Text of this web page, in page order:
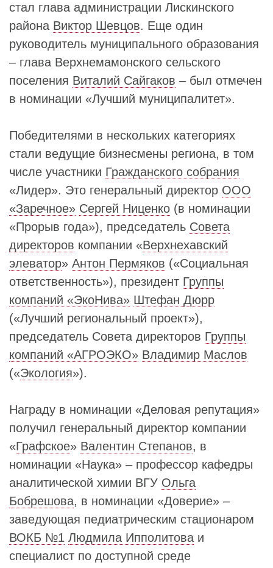
стал глава администрации Лискинского
района Виктор Шевцов. Еще один
руководитель муниципального образования
– глава Верхнемамонского сельского
поселения Виталий Сайгаков – был отмечен
в номинации «Лучший муниципалитет».
Победителями в нескольких категориях
стали ведущие бизнесмены региона, в том
числе участники Гражданского собрания
«Лидер». Это генеральный директор ООО
«Заречное» Сергей Ниценко (в номинации
«Прорыв года»), председатель Совета
директоров компании «Верхнехавский
элеватор» Антон Пермяков («Социальная
ответственность»), президент Группы
компаний «ЭкоНива» Штефан Дюрр
(«Лучший региональный проект»),
председатель Совета директоров Группы
компаний «АГРОЭКО» Владимир Маслов
(«Экология»).
Награду в номинации «Деловая репутация»
получил генеральный директор компании
«Графское» Валентин Степанов, в
номинации «Наука» – профессор кафедры
аналитической химии ВГУ Ольга
Бобрешова, в номинации «Доверие» –
заведующая педиатрическим стационаром
ВОКБ №1 Людмила Ипполитова и
специалист по доступной среде